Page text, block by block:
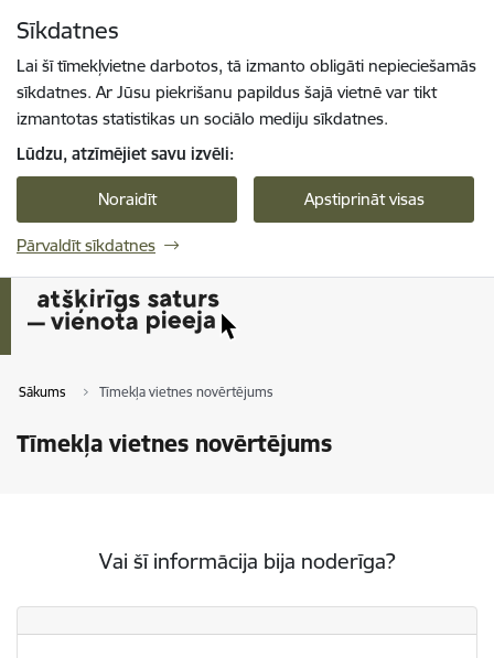
Sīkdatnes
Lai šī tīmekļvietne darbotos, tā izmanto obligāti nepieciešamās
sīkdatnes. Ar Jūsu piekrišanu papildus šajā vietnē var tikt
izmantotas statistikas un sociālo mediju sīkdatnes.
Lūdzu, atzīmējiet savu izvēli:
Noraidīt Apstiprināt visas
Pārvaldīt sīkdatnes
Sākums Tīmekļa vietnes novērtējums
Tīmekļa vietnes novērtējums
Vai šī informācija bija noderīga?
Vai šī informācija bija noderīga?